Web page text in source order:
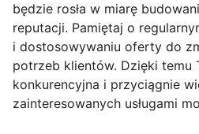
będzie rosła w miarę
reputacji. Pamiętaj o
i dostosowywaniu oferty do
potrzeb klientów. Dzięki temu
konkurencyjna i przyciągnie
zainteresowanych usługami